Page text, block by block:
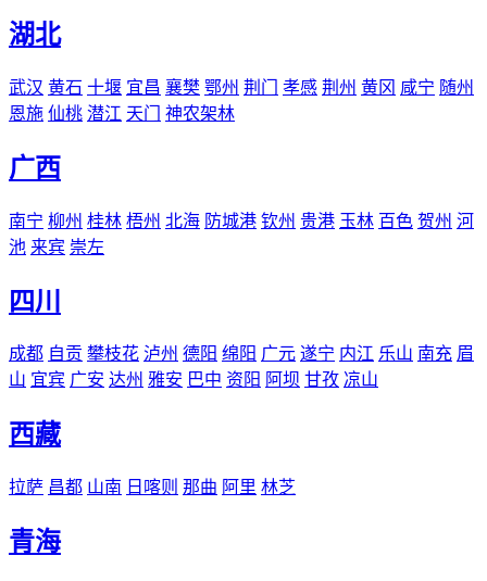
湖北
武汉 黄石 十堰 宜昌 襄樊 鄂州 荆门 孝感 荆州 黄冈 咸宁 随州
恩施 仙桃 潜江 天门 神农架林
广西
南宁 柳州 桂林 梧州 北海 防城港 钦州 贵港 玉林 百色 贺州 河
池 来宾 崇左
四川
成都 自贡 攀枝花 泸州 德阳 绵阳 广元 遂宁 内江 乐山 南充 眉
山 宜宾 广安 达州 雅安 巴中 资阳 阿坝 甘孜 凉山
西藏
拉萨 昌都 山南 日喀则 那曲 阿里 林芝
青海